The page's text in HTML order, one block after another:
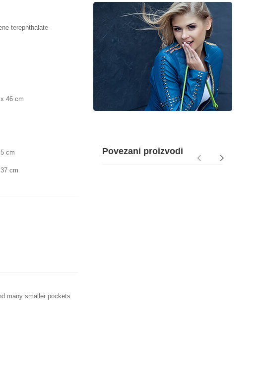
terephthalate
46 cm
cm
cm
many smaller pockets
Povezani proizvodi